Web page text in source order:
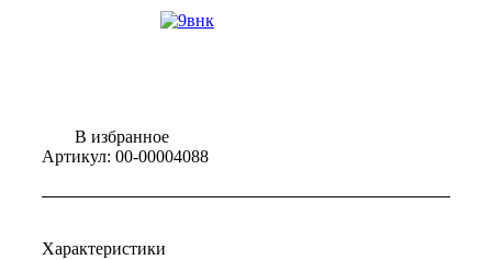
В избранное
Артикул: 00-00004088
Характеристики